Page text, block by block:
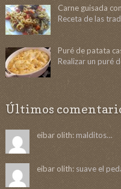
Carne guisada
Receta de las
Puré de patata
Realizar un puré
Últimos
eibar olith:malditos…
eibar olith:suave el